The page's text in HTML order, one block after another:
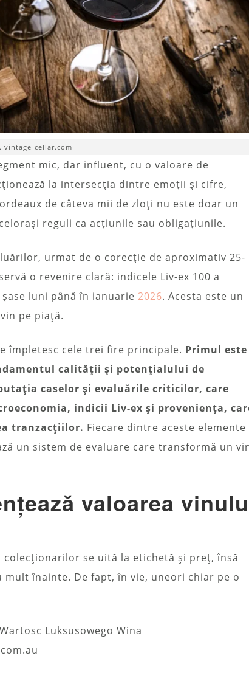
vintage-cellar.com
mic, dar influent, cu o valoare de
la intersecția dintre emoții și cifre,
de câteva mii de zloți nu este doar un
reguli ca acțiunile sau obligațiunile.
urmat de o corecție de aproximativ 25-
o revenire clară: indicele Liv-ex 100 a
luni până în ianuarie 2026. Acesta este un
pe piață.
împletesc cele trei fire principale. Primul este
calității și potențialului de
caselor și evaluările criticilor, care
indicii Liv-ex și proveniența,
tranzacțiilor. Fiecare dintre aceste elemente
un sistem de evaluare care transformă un
valoarea
se uită la etichetă și preț, însă
mult înainte. De fapt, în vie, uneori chiar pe o